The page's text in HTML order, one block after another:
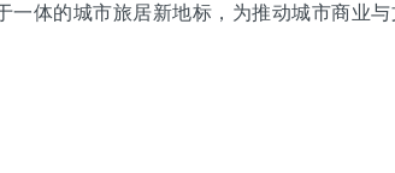
体的城市旅居新地标，为推动城市商业与